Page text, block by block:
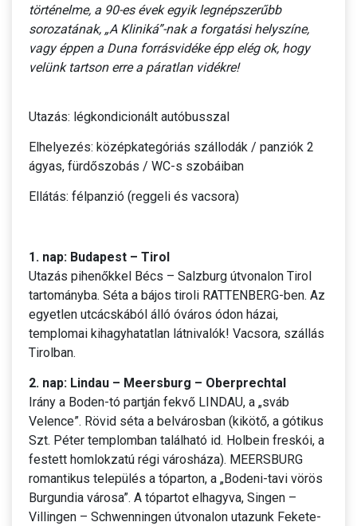
történelme, a 90-es évek egyik legnépszerűbb
sorozatának, „A Kliniká”-nak a forgatási helyszíne,
vagy éppen a Duna forrásvidéke épp elég ok, hogy
velünk tartson erre a páratlan vidékre!
Utazás: légkondicionált autóbusszal
Elhelyezés: középkategóriás szállodák / panziók 2
ágyas, fürdőszobás / WC-s szobáiban
Ellátás: félpanzió (reggeli és vacsora)
1. nap: Budapest – Tirol
Utazás pihenőkkel Bécs – Salzburg útvonalon Tirol
tartományba. Séta a bájos tiroli RATTENBERG-ben. Az
egyetlen utcácskából álló óváros ódon házai,
templomai kihagyhatatlan látnivalók! Vacsora, szállás
Tirolban.
2. nap: Lindau – Meersburg – Oberprechtal
Irány a Boden-tó partján fekvő LINDAU, a „sváb
Velence”. Rövid séta a belvárosban (kikötő, a gótikus
Szt. Péter templomban található id. Holbein freskói, a
festett homlokzatú régi városháza). MEERSBURG
romantikus település a tóparton, a „Bodeni-tavi vörös
Burgundia városa”. A tópartot elhagyva, Singen –
Villingen – Schwenningen útvonalon utazunk Fekete-